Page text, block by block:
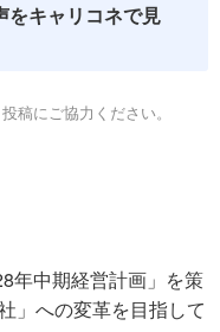
をキャリコネで見
稿にご協力ください。
年中期経営計画」を策
」への変革を目指して